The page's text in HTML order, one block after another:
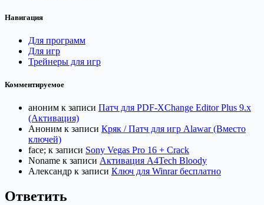
Навигация
Для программ
Для игр
Трейнеры для игр
Комментируемое
аноним к записи Патч для PDF-XChange Editor Plus 9.x
(Активация)
Аноним к записи Кряк / Патч для игр Alawar (Вместо
ключей)
face; к записи Sony Vegas Pro 16 + Crack
Noname к записи Активация A4Tech Bloody
Александр к записи Ключ для Winrar бесплатно
Ответить